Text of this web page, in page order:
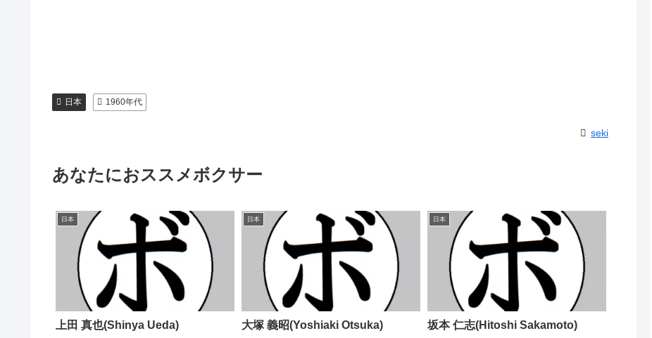
日本 1960年代
seki
あなたにおススメボクサー
日本
上田 真也(Shinya Ueda)
日本
大塚 義昭(Yoshiaki Otsuka)
日本
坂本 仁志(Hitoshi Sakamoto)